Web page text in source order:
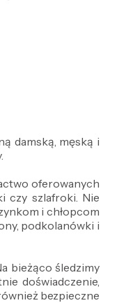
damską, męską i
oferowanych
czy szlafroki. Nie
i chłopcom
podkolanówki i
bieżąco śledzimy
doświadczenie,
bezpieczne